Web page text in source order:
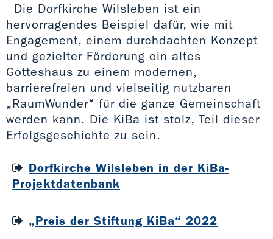
Die Dorfkirche Wilsleben ist ein
hervorragendes Beispiel dafür, wie mit
Engagement, einem durchdachten Konzept
und gezielter Förderung ein altes
Gotteshaus zu einem modernen,
barrierefreien und vielseitig nutzbaren
„RaumWunder“ für die ganze Gemeinschaft
werden kann. Die KiBa ist stolz, Teil dieser
Erfolgsgeschichte zu sein.
Dorfkirche Wilsleben in der KiBa-
Projektdatenbank
„Preis der Stiftung KiBa“ 2022